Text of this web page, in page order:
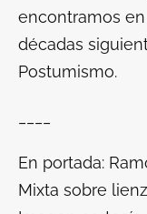
encontramos
décadas
Postumismo.
En portada:
Mixta sobre